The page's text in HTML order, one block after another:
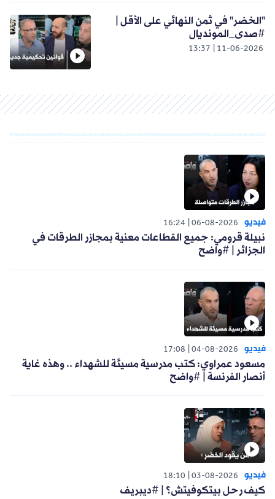
11-06-2026
13:37
"الخضر" في ثمن النهائي على الأقل |
#صدى_المونديال
فيديو 06-08-2026
16:24
نبيلة قرومي: جميع القطاعات معنية بمجازر الطرقات في
الجزائر | #واضح
فيديو 04-08-2026
17:08
مسعود عمراوي: كتب مدرسية مسيئة للشهداء .. وهذه غاية
أنصار الفرنسة | #واضح
فيديو 03-08-2026
18:10
كيف رحل بيتكوفيتش؟ | #ديبريف